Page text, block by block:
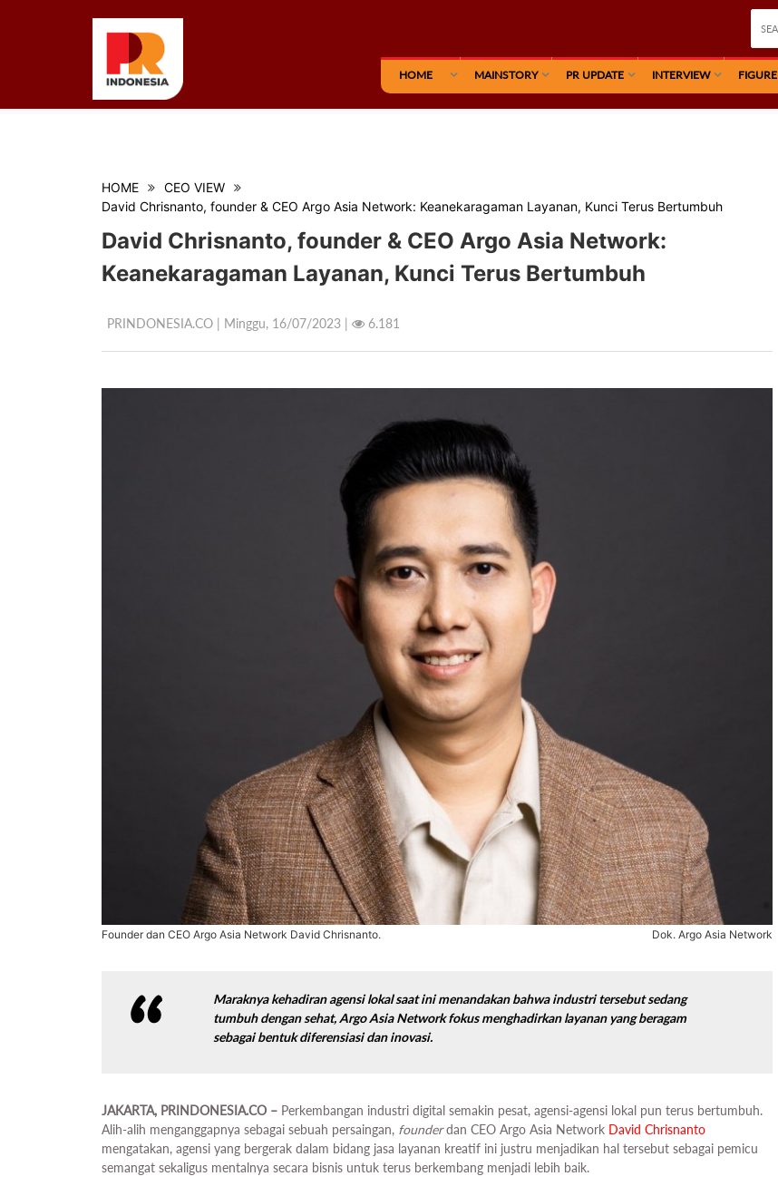
HOME MAINSTORY PR UPDATE INTERVIEW FIGURE
HOME
CEO VIEW
David Chrisnanto, founder & CEO Argo Asia Network: Keanekaragaman Layanan, Kunci Terus Bertumbuh
David Chrisnanto, founder & CEO Argo Asia Network:
Keanekaragaman Layanan, Kunci Terus Bertumbuh
PRINDONESIA.CO | Minggu, 16/07/2023 | 6.181
Founder dan CEO Argo Asia Network David Chrisnanto. Dok. Argo Asia Network
Maraknya kehadiran agensi lokal saat ini menandakan bahwa industri tersebut sedang
tumbuh dengan sehat, Argo Asia Network fokus menghadirkan layanan yang beragam
sebagai bentuk diferensiasi dan inovasi.
JAKARTA, PRINDONESIA.CO – Perkembangan industri digital semakin pesat, agensi-agensi lokal pun terus bertumbuh.
Alih-alih menganggapnya sebagai sebuah persaingan, founderdan CEO Argo Asia Network David Chrisnanto
mengatakan, agensi yang bergerak dalam bidang jasa layanan kreatif ini justru menjadikan hal tersebut sebagai pemicu
semangat sekaligus mentalnya secara bisnis untuk terus berkembang menjadi lebih baik.